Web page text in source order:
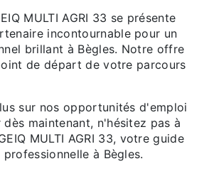
MULTI AGRI 33 se présente
incontournable pour un
brillant à Bègles. Notre offre
de départ de votre parcours
sur nos opportunités d'emploi
maintenant, n'hésitez pas à
MULTI AGRI 33, votre guide
à Bègles.